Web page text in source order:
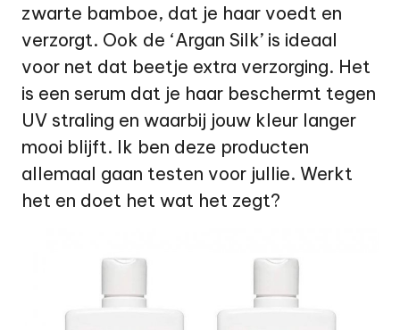
zwarte bamboe, dat je haar voedt en
verzorgt. Ook de ‘Argan Silk’ is ideaal
voor net dat beetje extra verzorging. Het
is een serum dat je haar beschermt tegen
UV straling en waarbij jouw kleur langer
mooi blijft. Ik ben deze producten
allemaal gaan testen voor jullie. Werkt
het en doet het wat het zegt?